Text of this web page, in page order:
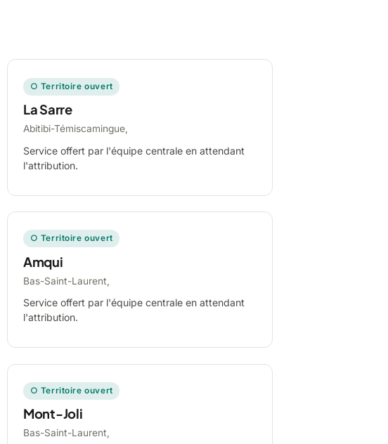
○ Territoire ouvert
La Sarre
Abitibi-Témiscamingue,
Service offert par l'équipe centrale en attendant
l'attribution.
○ Territoire ouvert
Amqui
Bas-Saint-Laurent,
Service offert par l'équipe centrale en attendant
l'attribution.
○ Territoire ouvert
Mont-Joli
Bas-Saint-Laurent,